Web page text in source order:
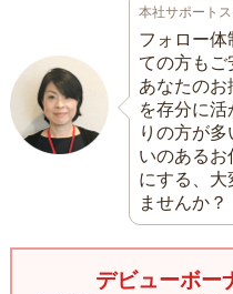
本社サポート
フォロー体
ての方もご
あなたの
を存分に
りの方が
いのある
にする、大
ませんか？
デビューボー